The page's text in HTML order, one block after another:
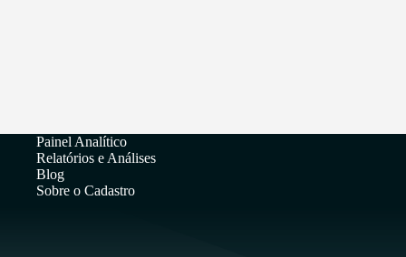
Painel Analítico
Relatórios e Análises
Blog
Sobre o Cadastro